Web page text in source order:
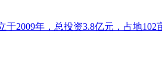
2009年，总投资3.8亿元，占地102